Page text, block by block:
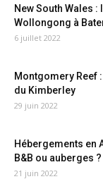
New South Wales
Wollongong à
6 juillet 2022
Montgomery Reef
du Kimberley
29 juin 2022
Hébergements en
B&B ou auberges ?
21 juin 2022